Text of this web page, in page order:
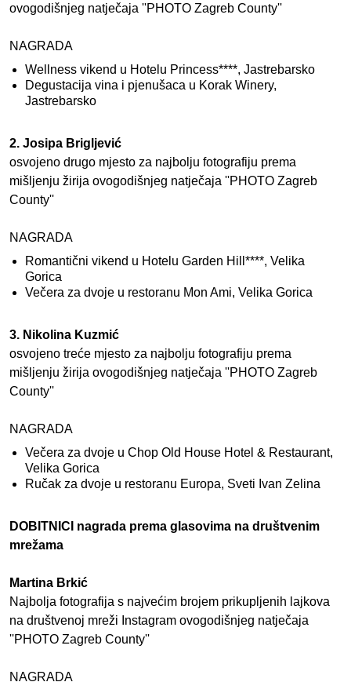
ovogodišnjeg natječaja ''PHOTO Zagreb County''
NAGRADA
Wellness vikend u Hotelu Princess****, Jastrebarsko
Degustacija vina i pjenušaca u Korak Winery,
Jastrebarsko
2. Josipa Brigljević
osvojeno drugo mjesto za najbolju fotografiju prema
mišljenju žirija ovogodišnjeg natječaja ''PHOTO Zagreb
County''
NAGRADA
Romantični vikend u Hotelu Garden Hill****, Velika
Gorica
Večera za dvoje u restoranu Mon Ami, Velika Gorica
3. Nikolina Kuzmić
osvojeno treće mjesto za najbolju fotografiju prema
mišljenju žirija ovogodišnjeg natječaja ''PHOTO Zagreb
County''
NAGRADA
Večera za dvoje u Chop Old House Hotel & Restaurant,
Velika Gorica
Ručak za dvoje u restoranu Europa, Sveti Ivan Zelina
DOBITNICI nagrada prema glasovima na društvenim
mrežama
Martina Brkić
Najbolja fotografija s najvećim brojem prikupljenih lajkova
na društvenoj mreži Instagram ovogodišnjeg natječaja
''PHOTO Zagreb County''
NAGRADA